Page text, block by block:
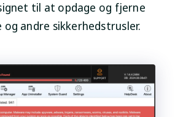
til at opdage og fjerne
andre sikkerhedstrusler.